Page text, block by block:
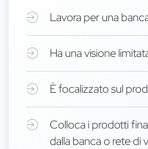
Lavora per una
Ha una visione
È focalizzato sul
Colloca i prodotti
dalla banca o rete di